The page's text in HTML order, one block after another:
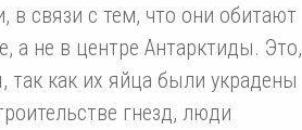
связи с тем, что они обитают
а не в центре Антарктиды. Это,
как их яйца были украдены
гнезд, люди